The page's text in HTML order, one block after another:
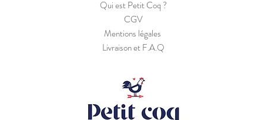
Qui est Petit Coq ?
CGV
Mentions légales
Livraison et F.A.Q